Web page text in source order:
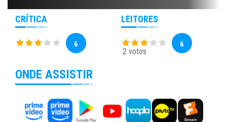
CRÍTICA
6
LEITORES
2 votos
6
ONDE ASSISTIR